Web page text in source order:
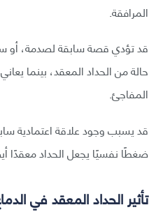
المرافقة.
قد تؤدي قصة سابقة لصدمة، أو
حالة من الحداد المعقد، بينما
المفاجئ.
قد يسبب وجود علاقة اعتمادية
ضغطًا نفسيًا يجعل الحداد معقدًا
تأثير الحداد المعقد في